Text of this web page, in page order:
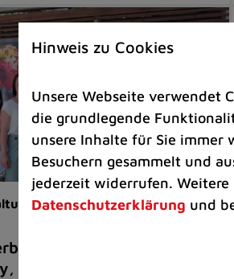
| Kunst & Kultur
trumpft auf mit
Musik und einem Fußball-
Hinweis zu Cookies
Unsere Webseite verwendet
die grundlegende
unsere Inhalte für Sie immer
Besuchern gesammelt und
jederzeit widerrufen. Weitere
Datenschutzerklärung und